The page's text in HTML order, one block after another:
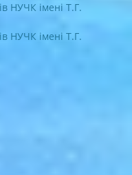
НУЧК імені Т.Г.
НУЧК імені Т.Г.